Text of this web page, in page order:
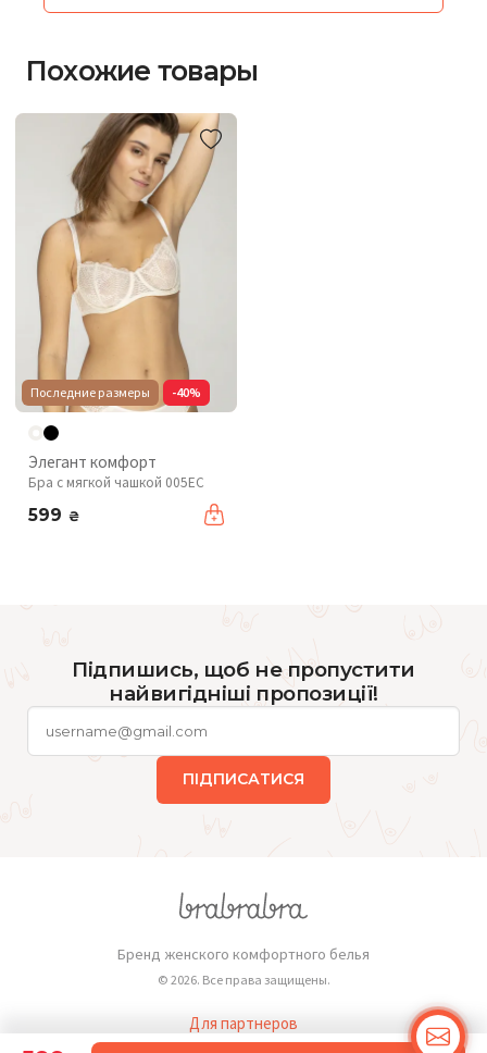
Похожие товары
Последние размеры -40%
Элегант комфорт
Бра с мягкой чашкой 005EC
599 ₴
Підпишись, щоб не пропустити
найвигідніші пропозиції!
ПІДПИСАТИСЯ
Бренд женского комфортного белья
© 2026. Все права защищены.
Для партнеров